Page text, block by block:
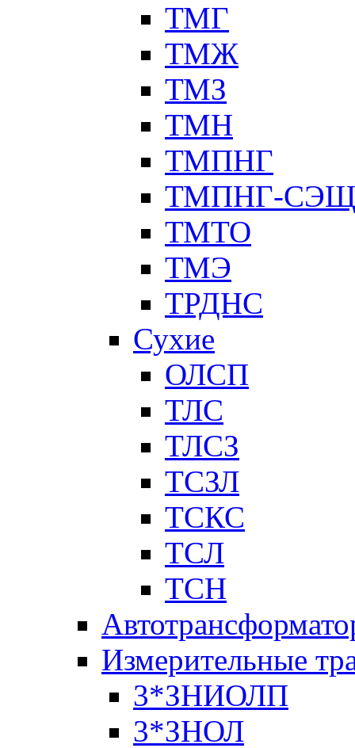
ТМГ
ТМЖ
ТМЗ
ТМН
ТМПНГ
ТМПНГ-СЭЩ
ТМТО
ТМЭ
ТРДНС
Сухие
ОЛСП
ТЛС
ТЛСЗ
ТСЗЛ
ТСКС
ТСЛ
ТСН
Измерительные
3*ЗНИОЛП
3*ЗНОЛ